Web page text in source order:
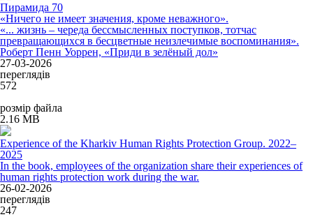
Пирамида 70
«Ничего не имеет значения, кроме неважного».
«... жизнь – череда бессмысленных поступков, тотчас
превращающихся в бесцветные неизлечимые воспоминания».
Роберт Пенн Уоррен, «Приди в зелёный дол»
27-03-2026
переглядів
572
розмір файла
2.16 MB
Experience of the Kharkiv Human Rights Protection Group. 2022–
2025
In the book, employees of the organization share their experiences of
human rights protection work during the war.
26-02-2026
переглядів
247